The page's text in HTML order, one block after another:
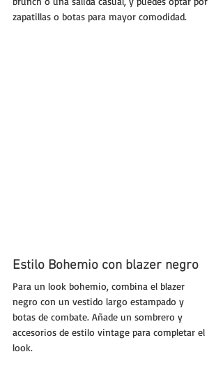
zapatillas o botas para mayor comodidad.
Estilo Bohemio con blazer negro
Para un look bohemio, combina el blazer
negro con un vestido largo estampado y
botas de combate. Añade un sombrero y
accesorios de estilo vintage para completar el
look.